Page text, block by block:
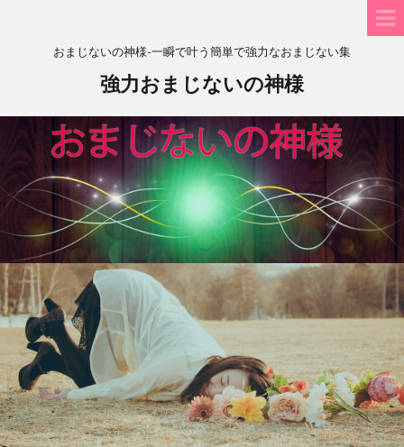
おまじないの神様-一瞬で叶う簡単で強力なおまじない集
強力おまじないの神様